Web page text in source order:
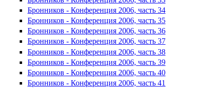
Бронников - Конференция 2006, часть 34
Бронников - Конференция 2006, часть 35
Бронников - Конференция 2006, часть 36
Бронников - Конференция 2006, часть 37
Бронников - Конференция 2006, часть 38
Бронников - Конференция 2006, часть 39
Бронников - Конференция 2006, часть 40
Бронников - Конференция 2006, часть 41